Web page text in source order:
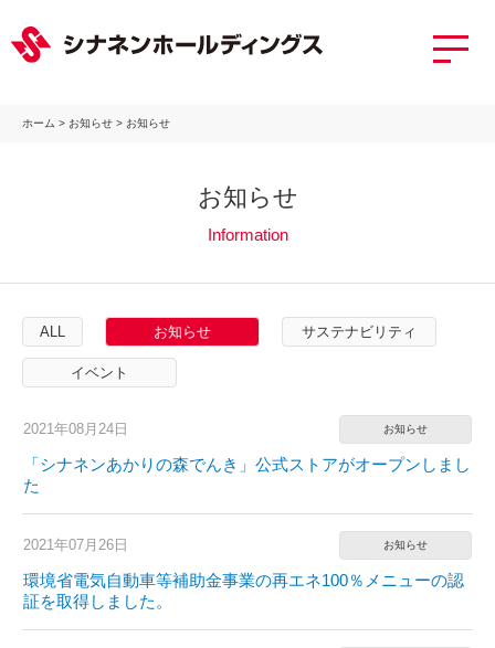
ホーム > お知らせ > お知らせ
お知らせ
Information
ALL お知らせ サステナビリティ
イベント
2021年08月24日 お知らせ
「シナネンあかりの森でんき」公式ストアがオープンしまし
た
2021年07月26日 お知らせ
環境省電気自動車等補助金事業の再エネ100％メニューの認
証を取得しました。